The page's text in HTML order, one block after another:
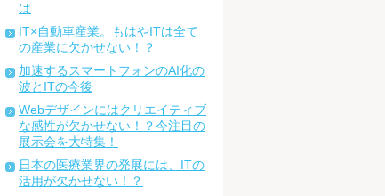
は
IT×自動車産業。もはやITは全て
の産業に欠かせない！？
加速するスマートフォンのAI化の
波とITの今後
Webデザインにはクリエイティブ
な感性が欠かせない！？今注目の
展示会を大特集！
日本の医療業界の発展には、ITの
活用が欠かせない！？